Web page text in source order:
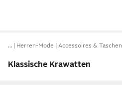
… Herren-Mode Accessoires & Taschen
Klassische Krawatten